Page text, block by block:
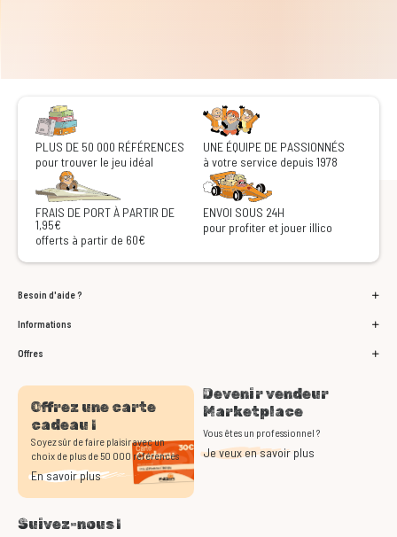
PLUS DE 50 000 RÉFÉRENCES
pour trouver le jeu idéal
UNE ÉQUIPE DE PASSIONNÉS
à votre service depuis 1978
FRAIS DE PORT À PARTIR DE
1,95€
offerts à partir de 60€
ENVOI SOUS 24H
pour profiter et jouer illico
Besoin d'aide ?
Informations
Offres
Offrez une carte
cadeau !
Soyez sûr de faire plaisir avec un
choix de plus de 50 000 références
En savoir plus
Devenir vendeur
Marketplace
Vous êtes un professionnel ?
Je veux en savoir plus
Suivez-nous !